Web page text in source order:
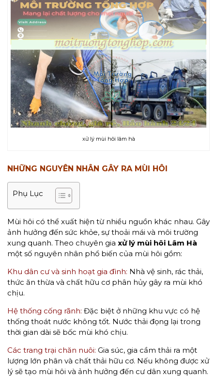
xử lý mùi hôi lâm hà
NHỮNG NGUYÊN NHÂN GÂY RA MÙI HÔI
Phụ Lục
Mùi hôi có thể xuất hiện từ nhiều nguồn khác nhau. Gây
ảnh hưởng đến sức khỏe, sự thoải mái và môi trường
xung quanh. Theo chuyên gia xử lý mùi hôi Lâm Hà
một số nguyên nhân phổ biến của mùi hôi gồm:
Khu dân cư và sinh hoạt gia đình: Nhà vệ sinh, rác thải,
thức ăn thừa và chất hữu cơ phân hủy gây ra mùi khó
chịu.
Hệ thống cống rãnh: Đặc biệt ở những khu vực có hệ
thống thoát nước không tốt. Nước thải đọng lại trong
thời gian dài sẽ bốc mùi khó chịu.
Các trang trại chăn nuôi: Gia súc, gia cầm thải ra một
lượng lớn phân và chất thải hữu cơ. Nếu không được xử
lý sẽ tạo mùi hôi và ảnh hưởng đến cư dân xung quanh.